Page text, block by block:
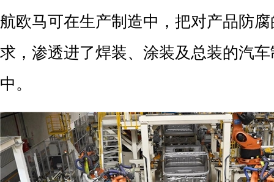
航欧马可在生产制造中，把对产品防
求，渗透进了焊装、涂装及总装的汽
中。